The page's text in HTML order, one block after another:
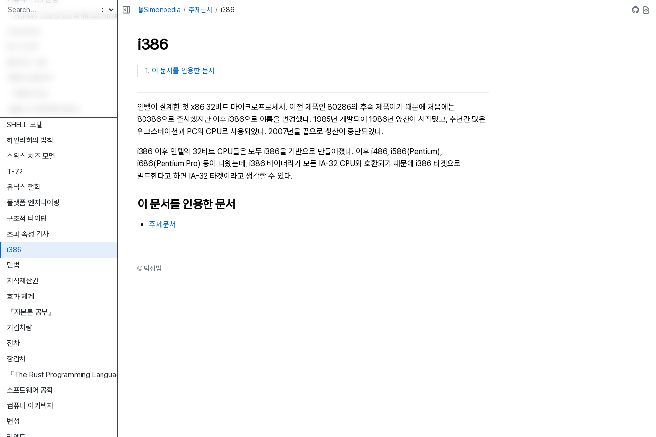
『Human-Centered Artificial Intelligence: Reliable, Safe & Trustworthy』
SHELL 모델
하인리히의 법칙
스위스 치즈 모델
T-72
유닉스 철학
플랫폼 엔지니어링
구조적 타이핑
초과 속성 검사
i386
민법
지식재산권
효과 체계
『자본론 공부』
기갑차량
전차
장갑차
『The Rust Programming Language(TRPL)』
소프트웨어 공학
컴퓨터 아키텍처
변성
🪴Simonpedia 주제문서 i386
i386
이 문서를 인용한 문서
인텔이 설계한 첫 x86 32비트 마이크로프로세서. 이전 제품인 80286의 후속 제품이기 때문에 처음에는
80386으로 출시했지만 이후 i386으로 이름을 변경했다. 1985년 개발되어 1986년 양산이 시작됐고, 수년간 많은
워크스테이션과 PC의 CPU로 사용되었다. 2007년을 끝으로 생산이 중단되었다.
i386 이후 인텔의 32비트 CPU들은 모두 i386을 기반으로 만들어졌다. 이후 i486, i586(Pentium),
i686(Pentium Pro) 등이 나왔는데, i386 바이너리가 모든 IA-32 CPU와 호환되기 때문에 i386 타겟으로
빌드한다고 하면 IA-32 타겟이라고 생각할 수 있다.
이 문서를 인용한 문서
주제문서
© 박성범